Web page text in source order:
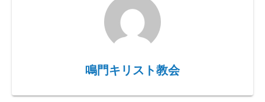
鳴門キリスト教会